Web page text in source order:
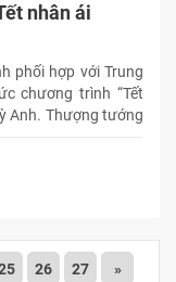
nhân ái
phối hợp với Trung
chương trình “Tết
Anh. Thượng tướng
Tết đồng bào,
26 27 »